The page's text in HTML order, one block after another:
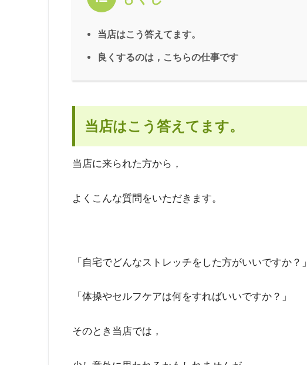
当店はこう答えてます。
良くするのは，こちらの仕事です
当店はこう答えてます。
当店に来られた方から，
よくこんな質問をいただきます。
「自宅でどんなストレッチをした方がいいですか？」
「体操やセルフケアは何をすればいいですか？」
そのとき当店では，